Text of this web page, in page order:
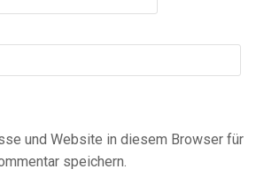
und Website in diesem Browser für
speichern.